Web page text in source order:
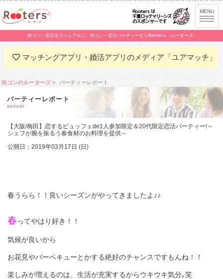
街コン・恋活をカジュアルに。街コン・恋活パーティーならRooters -ルーターズ-
マッチングアプリ・婚活アプリのメディア「ユアマッチ」
街コンのルーターズ パーティーレポート
パーティーレポート
REPORT
【大阪/梅田】恋するビュッフェde1人参加限定＆20代限定恋活パーティー!～
シェフが腕を振るう春食材のお料理を提供～
公開日：2019年03月17日 (日)
春うらら！！良いシーズンがやってきましたよ♪♪
春 ってやはり好き！！
気候が良いから
お花見やバーベキューとかする絶好のチャンスですもんね！！
楽しみが増えるのは、生活が充実するからウキウキ気分｡笑